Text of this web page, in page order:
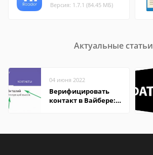
Версия: 1.7.1 (84.45 МБ)
Актуальные статьи
04 июня 2022
Верифицировать
контакт в Вайбере: